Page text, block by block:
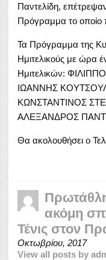
Παντελίδη,
Πρόγραμμα το οποίο
Τα Πρόγραμμα της
Ημιτελικούς με ώρα
Ημιτελικών:
ΙΩΑΝΝΗΣ
ΚΩΝΣΤΑΝΤΙΝΟΣ
ΑΛΕΞΑΝΔΡΟΣ
Θα ακολουθήσει ο
ακόμη
Τένις στον
Οκτωβρίου, 2017
View all posts by